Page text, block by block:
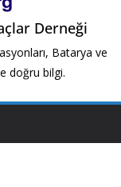
Derneği
Batarya ve
doğru bilgi.